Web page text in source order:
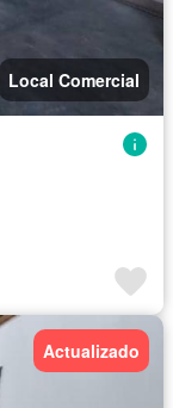
Local Comercial
Actualizado